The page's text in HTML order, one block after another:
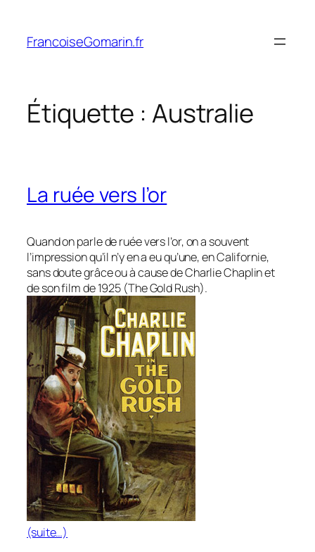
contenu
FrancoiseGomarin.fr
Étiquette : Australie
La ruée vers l’or
Quand on parle de ruée vers l’or, on a souvent
l’impression qu’il n’y en a eu qu’une, en Californie,
sans doute grâce ou à cause de Charlie Chaplin et
de son film de 1925 (The Gold Rush).
(suite…)